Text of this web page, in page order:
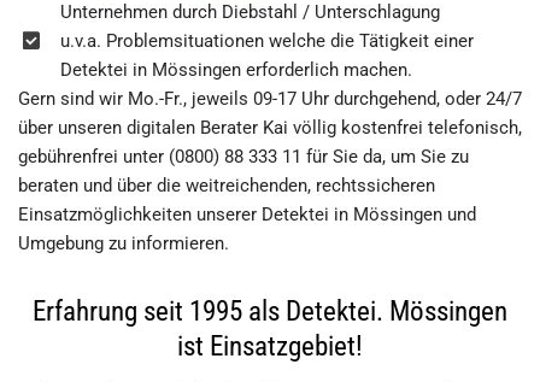
Unternehmen durch Diebstahl / Unterschlagung
u.v.a. Problemsituationen welche die Tätigkeit einer
Detektei in Mössingen erforderlich machen.
Gern sind wir Mo.-Fr., jeweils 09-17 Uhr durchgehend, oder 24/7
über unseren digitalen Berater Kai völlig kostenfrei telefonisch,
gebührenfrei unter (0800) 88 333 11 für Sie da, um Sie zu
beraten und über die weitreichenden, rechtssicheren
Einsatzmöglichkeiten unserer Detektei in Mössingen und
Umgebung zu informieren.
Erfahrung seit 1995 als Detektei. Mössingen
ist Einsatzgebiet!